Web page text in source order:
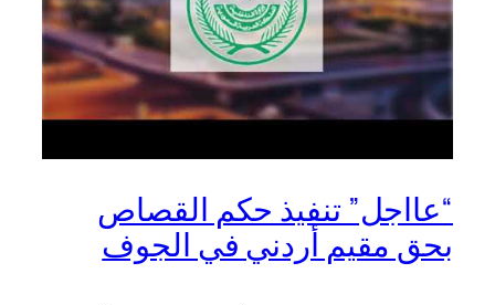
“عااجل” تنفيذ حكم القصاص
بحق مقيم أردني في الجوف